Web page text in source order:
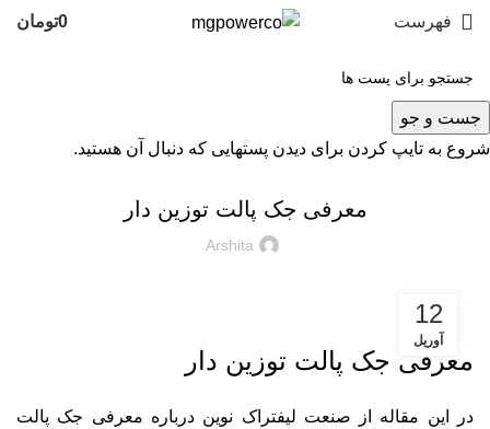
فهرست 0تومان
مقالات
مقالات
معرفی جک پالت توزین دار
Arshita
12
آوریل
معرفی جک پالت توزین دار
در این مقاله از صنعت لیفتراک نوین درباره معرفی جک پالت
جست و جو
شروع به تایپ کردن برای دیدن پستهایی که دنبال آن هستید.